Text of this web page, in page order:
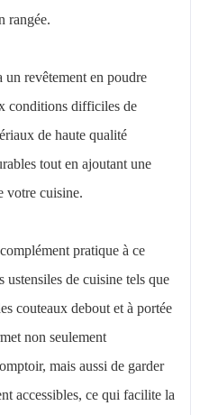
rangée.
un revêtement en poudre
conditions difficiles de
de haute qualité
tout en ajoutant une
votre cuisine.
pratique à ce
de cuisine tels que
couteaux debout et à portée
non seulement
mais aussi de garder
accessibles, ce qui facilite la